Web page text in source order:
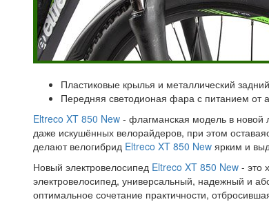
Пластиковые крылья и металлический
Передняя светодионая фара с питанием от
Eltreco XT 850 New- флагманская модель в новой
даже искушённых велорайдеров, при этом
делают велогибрид Eltreco XT 850 Newярким и
Новый электровелосипед Eltreco XT 850 New- это
электровелосипед, универсальный, надежный и
оптимальное сочетание практичности,